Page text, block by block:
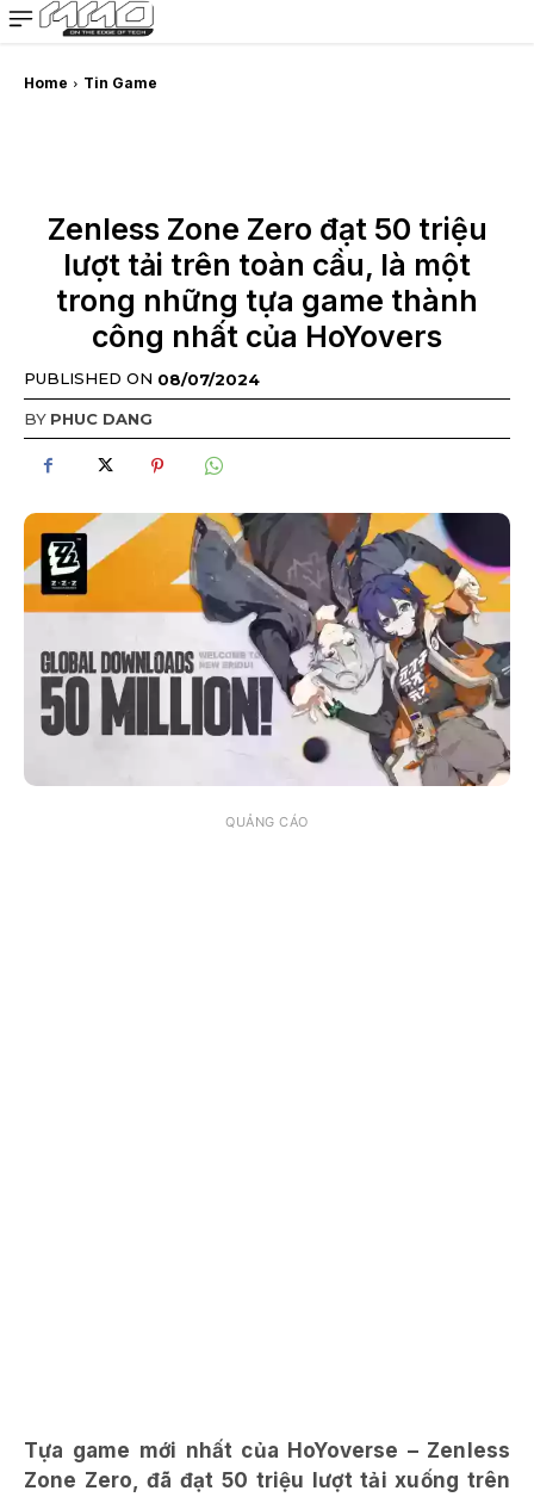
MMOSITE - Thông tin công nghệ
Bài viết nổi bật
Home Tin Game
Zenless Zone Zero đạt 50 triệu
lượt tải trên toàn cầu, là một
trong những tựa game thành
công nhất của HoYovers
PUBLISHED ON 08/07/2024
BY PHUC DANG
QUẢNG CÁO
Tựa game mới nhất của HoYoverse – Zenless
Zone Zero, đã đạt 50 triệu lượt tải xuống trên